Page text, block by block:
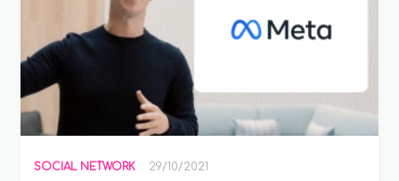
SOCIAL NETWORK 29/10/2021